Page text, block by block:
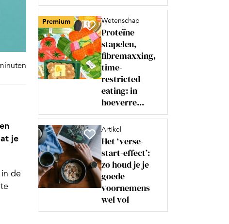
je
de
Premium Wetenschap
Proteïne
stapelen,
fibremaxxing,
time-
restricted
eating: in
hoeverre...
Artikel
Het ‘verse-
start-effect’:
zo houd je je
goede
voornemens
wel vol